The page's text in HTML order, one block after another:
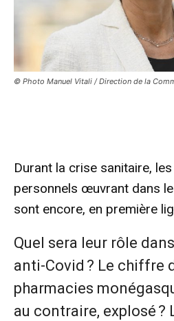
© Photo Manuel Vitali / Direction de la
Durant la crise sanitaire,
personnels œuvrant dans
sont encore, en première
Quel sera leur rôle
anti-Covid ? Le chiffre
pharmacies
au contraire, explosé ?